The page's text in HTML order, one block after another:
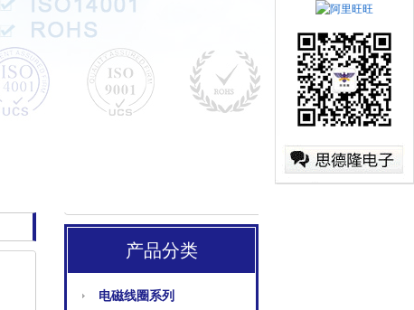
产品分类
电磁线圈系列
阿里旺旺